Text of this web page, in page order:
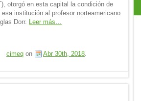
otorgó en esta capital la condición de
institución al profesor norteamericano
Dorr. Leer más…
cimeq on Abr 30th, 2018.